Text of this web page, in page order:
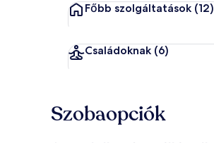
Főbb szolgáltatások (12)
Családoknak (6)
Szobaopciók